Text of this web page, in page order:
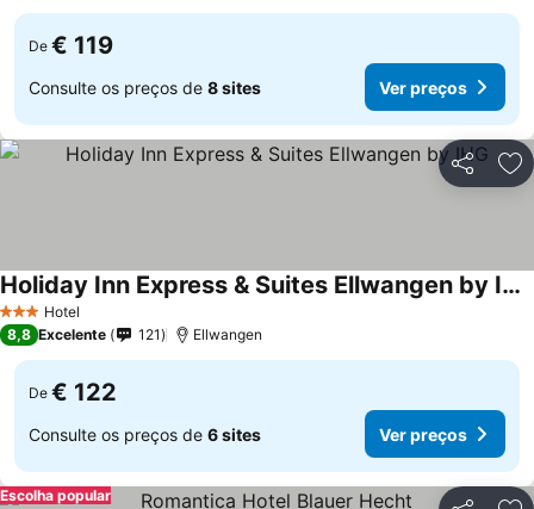
De € 119
Consulte os preços de 8 sites Ver preços
Partilhar
3 EstrelasHotel
Holiday Inn Express & Suites Ellwangen by IHG
Ver preços
8,8 Excelente 121 Ellwangen
De € 122
Consulte os preços de 6 sites Ver preços
Escolha popular